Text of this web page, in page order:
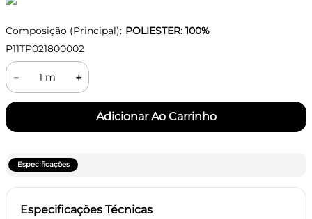
Composição (Principal): POLIESTER: 100%
P11TP021800002
＋
－
Especificações
Especificações Técnicas